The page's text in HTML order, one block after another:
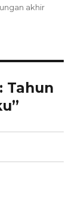
akhir
Tahun